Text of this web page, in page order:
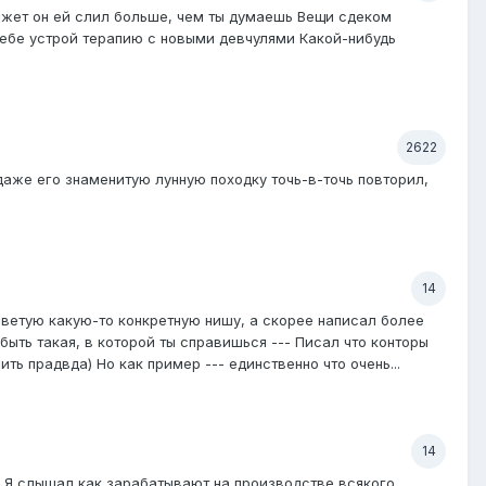
он ей слил больше, чем ты думаешь Вещи сдеком
устрой терапию с новыми девчулями Какой-нибудь
2622
его знаменитую лунную походку точь-в-точь повторил,
14
какую-то конкретную нишу, а скорее написал более
такая, в которой ты справишься --- Писал что конторы
прадвда) Но как пример --- единственно что очень...
14